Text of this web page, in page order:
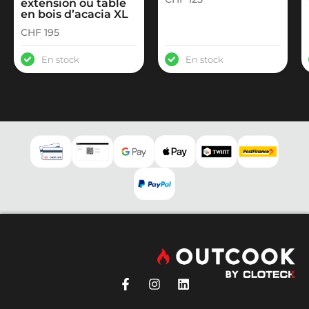
extension ou table
en bois d’acacia XL
CHF 195
En stock En stock